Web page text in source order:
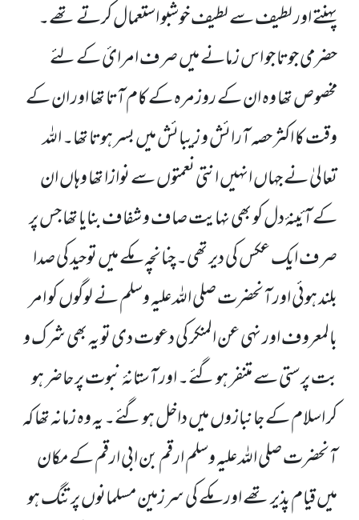
پہنتے اور لطیف سے لطیف خوشبو استعمال کرتے تھے۔
حضرمی جوتا جو اس زمانے میں صرف امرائ کے لئے
مخصوص تھا وہ ان کے روزمرہ کے کام آتا تھا اور ان کے
وقت کا اکثر حصہ آرائش و زیبائش میں بسر ہوتا تھا۔ اللہ
تعالیٰ نے جہاں انہیں انتی نعمتوں سے نوازا تھا وہاں ان
کے آئینۂ دل کو بھی نہایت صاف و شفاف بنایا تھا جس پر
صرف ایک عکس کی دیر تھی۔ چنانچہ مکے میں توحید کی صدا
بلند ہوئی اور آنحضرت صلی اللہ علیہ وسلم نے لوگوں کو امر
بالمعروف اور نہی عن المنکر کی دعوت دی تو یہ بھی شرک و
بت پرستی سے متنفر ہو گئے۔ اور آستانۂ نبوت پر حاضر ہو
کر اسلام کے جانبازوں میں داخل ہو گئے۔ یہ وہ زمانہ تھا کہ
آنحضرت صلی اللہ علیہ وسلم ارقم بن ابی ارقم کے مکان
میں قیام پذیر تھے اور مکے کی سرزمین مسلمانوں پر تنگ ہو